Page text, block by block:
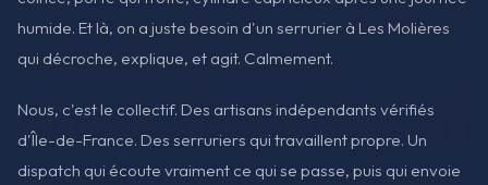
humide. Et là, on a juste besoin d'un serrurier à Les Molières
qui décroche, explique, et agit. Calmement.
Nous, c'est le collectif. Des artisans indépendants vérifiés
d'Île-de-France. Des serruriers qui travaillent propre. Un
dispatch qui écoute vraiment ce qui se passe, puis qui envoie